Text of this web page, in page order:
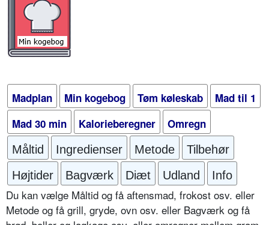
Madplan Min kogebog Tøm køleskab
Mad til 1
Mad 30 min
Kalorieberegner Omregn
Måltid Ingredienser Metode
Tilbehør
Højtider
Bagværk Diæt Udland Info
Du kan vælge Måltid og få aftensmad, frokost osv. eller
Metode og få grill, gryde, ovn osv. eller Bagværk og få